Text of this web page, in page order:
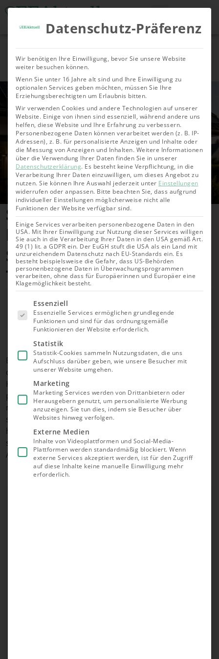
Nachhaltige
Investments
Allgemein Bioenergie
Solaranlage Komplettset
kaufen: PV-Anlage mit
Speicher im Vergleich (inkl.
Testsieger-Empfehlung)
Richard Roth
Aktualisiert am 01.08.2026
Beim Kauf einer Solaranlage empfehlen wir für
durchschnittliche Verbraucher:innen auf ein
Komplettset zu setzen. Hier sind alle Komponenten
perfekt aufeinander abgestimmt. Das verspricht
nicht nur eine reibungslose Funktionsweise,
sondern meist auch bessere Effizienz und eine
höhere Lebensdauer. Bei der Auswahl Ihres Sets
sollten Sie darauf achten, dass die Anlage zu Ihren
Anforderungen passt.
Datenschutz-Präferenz
Wir benötigen Ihre Einwilligung, bevor Sie unsere Website
weiter besuchen können.
Wenn Sie unter 16 Jahre alt sind und Ihre Einwilligung zu
optionalen Services geben möchten, müssen Sie Ihre
Erziehungsberechtigten um Erlaubnis bitten.
Wir verwenden Cookies und andere Technologien auf unserer
Website. Einige von ihnen sind essenziell, während andere uns
helfen, diese Website und Ihre Erfahrung zu verbessern.
Personenbezogene Daten können verarbeitet werden (z. B. IP-
Adressen), z. B. für personalisierte Anzeigen und Inhalte oder
die Messung von Anzeigen und Inhalten. Weitere Informationen
über die Verwendung Ihrer Daten finden Sie in unserer
Datenschutzerklärung. Es besteht keine Verpflichtung, in die
Verarbeitung Ihrer Daten einzuwilligen, um dieses Angebot zu
nutzen. Sie können Ihre Auswahl jederzeit unter Einstellungen
widerrufen oder anpassen. Bitte beachten Sie, dass aufgrund
individueller Einstellungen möglicherweise nicht alle
Funktionen der Website verfügbar sind.
Einige Services verarbeiten personenbezogene Daten in den
USA. Mit Ihrer Einwilligung zur Nutzung dieser Services willigen
Sie auch in die Verarbeitung Ihrer Daten in den USA gemäß Art.
49 (1) lit. a GDPR ein. Der EuGH stuft die USA als ein Land mit
unzureichendem Datenschutz nach EU-Standards ein. Es
besteht beispielsweise die Gefahr, dass US-Behörden
personenbezogene Daten in Überwachungsprogrammen
verarbeiten, ohne dass für Europäerinnen und Europäer eine
Klagemöglichkeit besteht.
Es folgt
eine Liste
der Service-
Gruppen,
für die eine
Einwilligung
erteilt
werden
kann. Die
erste
Service-
Gruppe ist
essenziell
und kann
nicht
abgewählt
Essenziell
Essenzielle Services ermöglichen grundlegende
Funktionen und sind für das ordnungsgemäße
Funktionieren der Website erforderlich.
Statistik
Statistik-Cookies sammeln Nutzungsdaten, die uns
Aufschluss darüber geben, wie unsere Besucher mit
unserer Website umgehen.
Marketing
Marketing Services werden von Drittanbietern oder
Herausgebern genutzt, um personalisierte Werbung
anzuzeigen. Sie tun dies, indem sie Besucher über
Websites hinweg verfolgen.
Externe Medien
Inhalte von Videoplattformen und Social-Media-
Plattformen werden standardmäßig blockiert. Wenn
externe Services akzeptiert werden, ist für den Zugriff
auf diese Inhalte keine manuelle Einwilligung mehr
erforderlich.